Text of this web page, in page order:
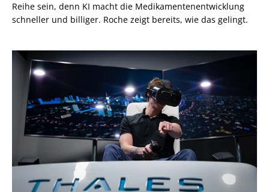
Reihe sein, denn KI macht die Medikamentenentwicklung
schneller und billiger. Roche zeigt bereits, wie das gelingt.